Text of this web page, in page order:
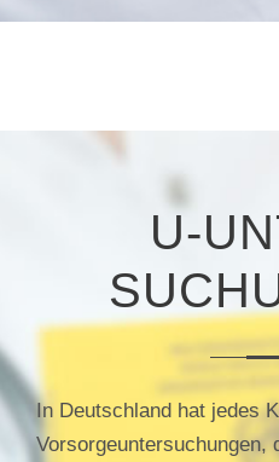
U-
In Deutschland hat jedes
Vorsorgeuntersuchungen,